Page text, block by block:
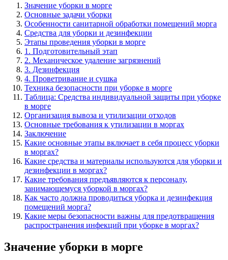
Значение уборки в морге
Основные задачи уборки
Особенности санитарной обработки помещений морга
Средства для уборки и дезинфекции
Этапы проведения уборки в морге
1. Подготовительный этап
2. Механическое удаление загрязнений
3. Дезинфекция
4. Проветривание и сушка
Техника безопасности при уборке в морге
Таблица: Средства индивидуальной защиты при уборке
в морге
Организация вывоза и утилизации отходов
Основные требования к утилизации в моргах
Заключение
Какие основные этапы включает в себя процесс уборки
в моргах?
Какие средства и материалы используются для уборки и
дезинфекции в моргах?
Какие требования предъявляются к персоналу,
занимающемуся уборкой в моргах?
Как часто должна проводиться уборка и дезинфекция
помещений морга?
Какие меры безопасности важны для предотвращения
распространения инфекций при уборке в моргах?
Значение уборки в морге